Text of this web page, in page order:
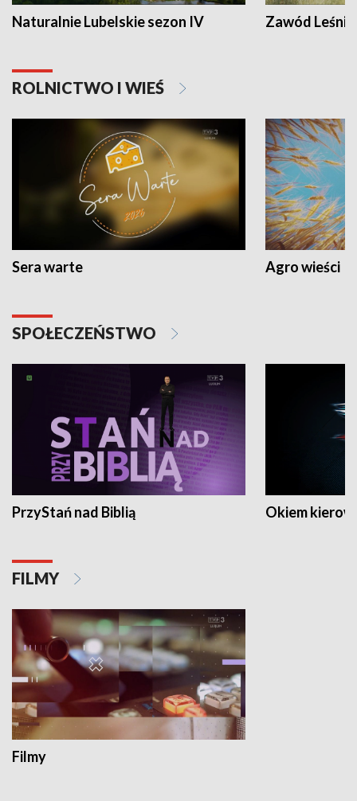
Naturalnie Lubelskie sezon IV Zawód Leśnik
ROLNICTWO I WIEŚ
Sera warte Agro wieści
SPOŁECZEŃSTWO
PrzyStań nad Biblią Okiem
FILMY
Filmy